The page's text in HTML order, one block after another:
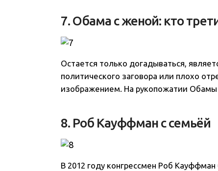
7. Обама с женой: кто
Остается только догадываться,
политического заговора или плохо
изображением. На рукопожатии Обамы
8. Роб Кауффман с семьёй
В 2012 году конгрессмен Роб